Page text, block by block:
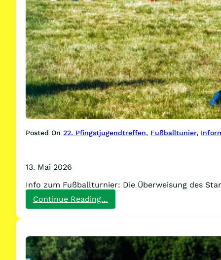
Posted On 22. Pfingstjugendtreffen, Fußballtunier,
13. Mai 2026
Info zum Fußballturnier: Die Überweisung des
Continue Reading…
Infos
Überweisung
des
Startgeldes